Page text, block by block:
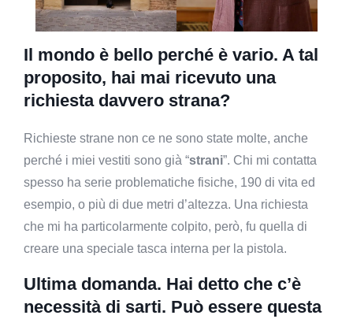
Il mondo è bello perché è vario. A tal
proposito, hai mai ricevuto una
richiesta davvero strana?
Richieste strane non ce ne sono state molte, anche
perché i miei vestiti sono già “strani”. Chi mi contatta
spesso ha serie problematiche fisiche, 190 di vita ed
esempio, o più di due metri d’altezza. Una richiesta
che mi ha particolarmente colpito, però, fu quella di
creare una speciale tasca interna per la pistola.
Ultima domanda. Hai detto che c’è
necessità di sarti. Può essere questa